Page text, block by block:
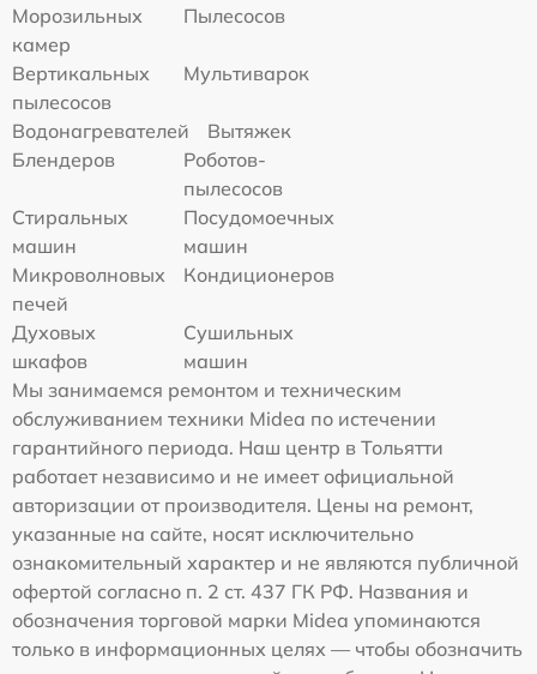
Морозильных
камер
Пылесосов
Вертикальных
пылесосов
Мультиварок
Водонагревателей
Вытяжек
Блендеров
Роботов-
пылесосов
Стиральных
машин
Посудомоечных
машин
Микроволновых
печей
Кондиционеров
Духовых
шкафов
Сушильных
машин
Мы занимаемся ремонтом и техническим
обслуживанием техники Midea по истечении
гарантийного периода. Наш центр в Тольятти
работает независимо и не имеет официальной
авторизации от производителя. Цены на ремонт,
указанные на сайте, носят исключительно
ознакомительный характер и не являются публичной
офертой согласно п. 2 ст. 437 ГК РФ. Названия и
обозначения торговой марки Midea упоминаются
только в информационных целях — чтобы обозначить